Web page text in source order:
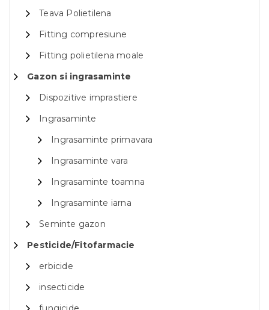
Teava Polietilena
Fitting compresiune
Fitting polietilena moale
Gazon si ingrasaminte
Dispozitive imprastiere
Ingrasaminte
Ingrasaminte primavara
Ingrasaminte vara
Ingrasaminte toamna
Ingrasaminte iarna
Seminte gazon
Pesticide/Fitofarmacie
erbicide
insecticide